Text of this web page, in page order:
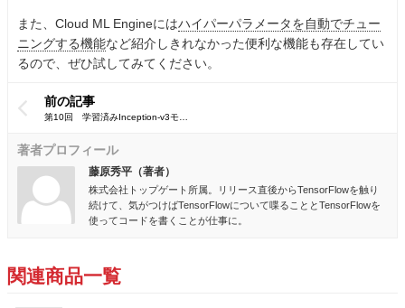
また、Cloud ML Engineにはハイパーパラメータを自動でチュー
ニングする機能など紹介しきれなかった便利な機能も存在してい
るので、ぜひ試してみてください。
前の記事
著者プロフィール
藤原秀平（著者）
株式会社トップゲート所属。リリース直後からTensorFlowを触り
続けて、気がつけばTensorFlowについて喋ることとTensorFlowを
使ってコードを書くことが仕事に。
関連商品一覧